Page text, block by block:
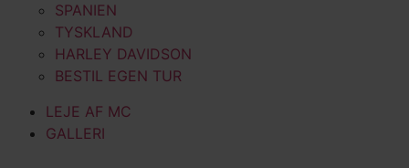
SPANIEN
TYSKLAND
HARLEY DAVIDSON
BESTIL EGEN TUR
LEJE AF MC
GALLERI